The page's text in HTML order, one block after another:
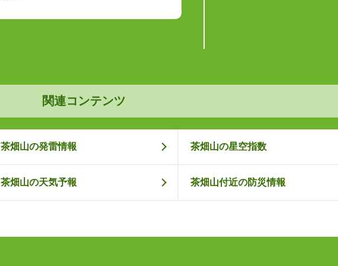
関連コンテンツ
茶畑山の発雷情報 茶畑山の星空指数
茶畑山の天気予報 茶畑山付近の防災情報